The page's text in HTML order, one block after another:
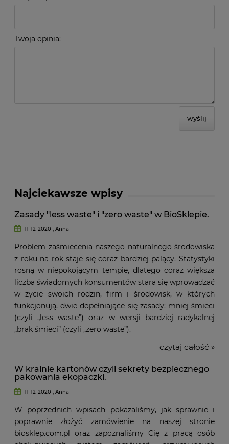
Twoja opinia:
wyślij
Najciekawsze wpisy
Zasady "less waste" i "zero waste" w BioSklepie.
11-12-2020 , Anna
Problem zaśmiecenia naszego naturalnego środowiska
z roku na rok staje się coraz bardziej palący. Statystyki
rosną w niepokojącym tempie, dlatego coraz większa
liczba świadomych konsumentów stara się wprowadzać
w życie swoich rodzin, firm i środowisk, w których
funkcjonują, dwie dopełniające się zasady: mniej śmieci
(czyli „less waste”) oraz w wersji bardziej radykalnej
„brak śmieci” (czyli „zero waste”).
czytaj całość »
W krainie kartonów czyli sekrety bezpiecznego
pakowania ekopaczki.
11-12-2020 , Anna
W poprzednich wpisach pokazaliśmy, jak sprawnie i
poprawnie złożyć zamówienie na naszej stronie
biosklep.com.pl oraz zapoznaliśmy Cię z pracą osób